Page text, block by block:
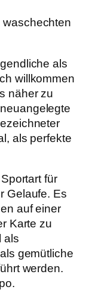
als
willkommen
näher zu
als perfekte
für
Gelaufe. Es
auf einer
Karte zu
als
gemütliche
werden.